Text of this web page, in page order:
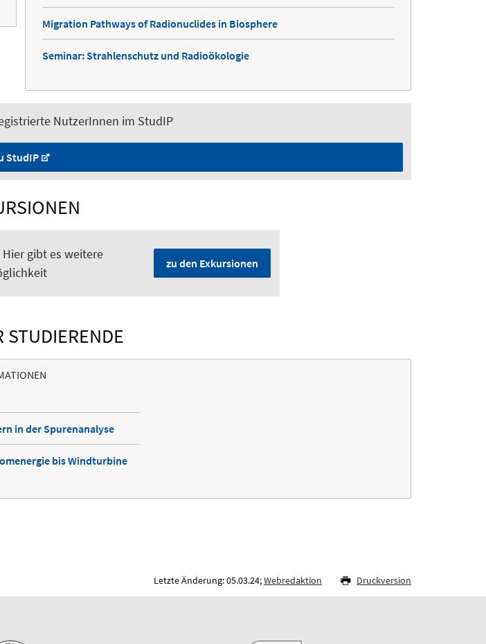
Migration Pathways of Radionuclides in Biosphere
Seminar: Strahlenschutz und Radioökologie
NutzerInnen im StudIP
StudIP
gibt es weitere
zu den Exkursionen
STUDIERENDE
in der Spurenanalyse
bis Windturbine
Letzte Änderung: 05.03.24;Webredaktion Druckversion